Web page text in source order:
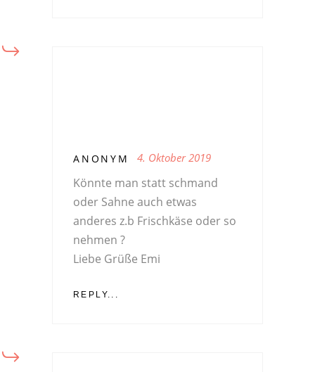
ANONYM 4. Oktober 2019
Könnte man statt schmand
oder Sahne auch etwas
anderes z.b Frischkäse oder so
nehmen ?
Liebe Grüße Emi
REPLY...